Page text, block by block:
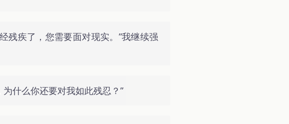
残疾了，您需要面对现实。”我继续强
什么你还要对我如此残忍？”